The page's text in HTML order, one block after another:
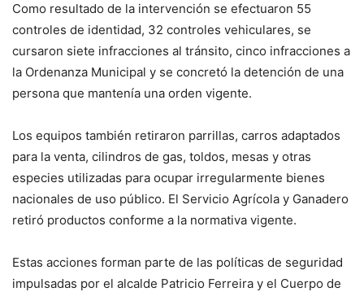
Como resultado de la intervención se efectuaron 55
controles de identidad, 32 controles vehiculares, se
cursaron siete infracciones al tránsito, cinco infracciones a
la Ordenanza Municipal y se concretó la detención de una
persona que mantenía una orden vigente.
Los equipos también retiraron parrillas, carros adaptados
para la venta, cilindros de gas, toldos, mesas y otras
especies utilizadas para ocupar irregularmente bienes
nacionales de uso público. El Servicio Agrícola y Ganadero
retiró productos conforme a la normativa vigente.
Estas acciones forman parte de las políticas de seguridad
impulsadas por el alcalde Patricio Ferreira y el Cuerpo de